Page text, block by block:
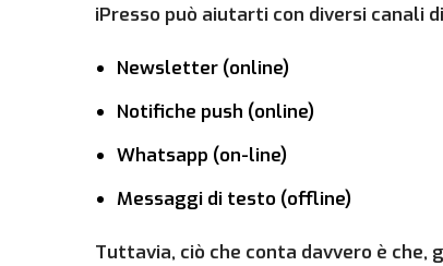
iPresso può aiutarti con diversi canali
Newsletter (online)
Notifiche push (online)
Whatsapp (on-line)
Messaggi di testo (offline)
Tuttavia, ciò che conta davvero è